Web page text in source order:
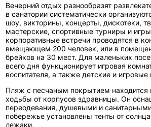
Вечерний отдых разнообразят
в санатории систематически
шоу, викторины, концерты, дискотеки,
мастерские, спортивные турниры и
корпоративные встречи проводятся в
вмещающем 200 человек, или в
брейков на 30 мест. Для маленьких
всего дня функционирует игровая
воспитателя, а также детские и
Пляж с песчаным покрытием находится
ходьбы от корпусов здравницы. Он
переодевания, душевыми и
побережье установлены тенты от
лежаки.